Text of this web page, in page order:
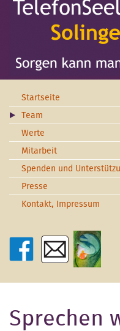
Startseite
Team
Werte
Mitarbeit
Spenden und
Presse
Kontakt, Impressum
Sprechen